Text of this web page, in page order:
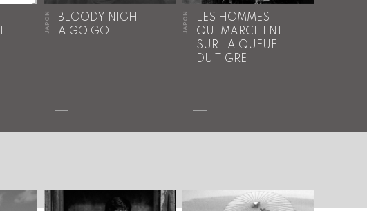
JAPON
BLOODY NIGHT
A GO GO
JAPON
LES HOMMES
QUI MARCHENT
SUR LA QUEUE
DU TIGRE